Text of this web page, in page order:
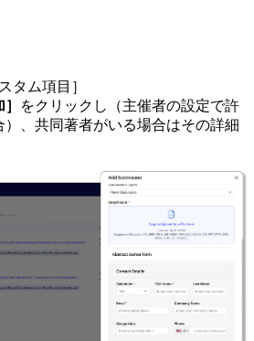
タム項目］
をクリックし（主催者の設定で許
）、共同著者がいる場合はその詳細